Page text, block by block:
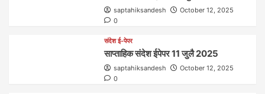
saptahiksandesh
October 12, 2025
0
संदेश ई-पेपर
साप्ताहिक संदेश ईपेपर 11 जुलै 2025
saptahiksandesh
October 12, 2025
0